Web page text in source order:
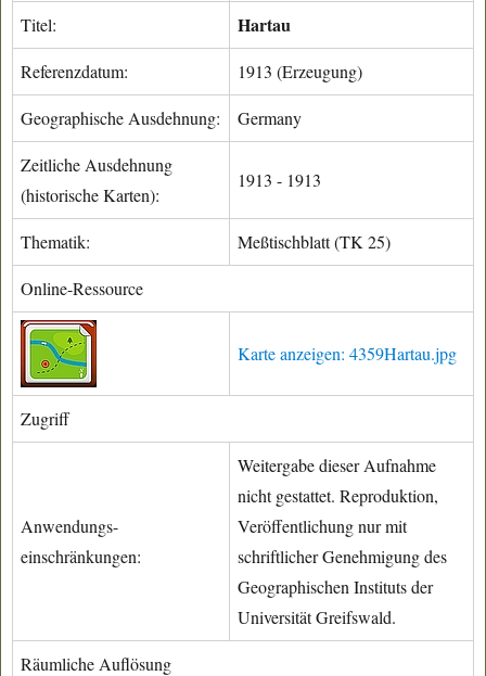
Titel: Hartau
Referenzdatum: 1913 (Erzeugung)
Geographische Ausdehnung: Germany
Zeitliche Ausdehnung
(historische Karten):
1913 - 1913
Thematik: Meßtischblatt (TK 25)
Online-Ressource
Karte anzeigen: 4359Hartau.jpg
Zugriff
Anwendungs-
einschränkungen:
Weitergabe dieser Aufnahme
nicht gestattet. Reproduktion,
Veröffentlichung nur mit
schriftlicher Genehmigung des
Geographischen Instituts der
Universität Greifswald.
Räumliche Auflösung